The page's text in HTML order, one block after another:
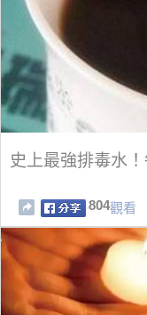
史上最強排毒水
804觀看